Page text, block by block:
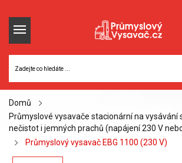
Domů
Průmyslové vysavače stacionární na vysávání
nečistot i jemných prachů (napájení 230 V
Průmyslový vysavač EBG 1100 (230 V)